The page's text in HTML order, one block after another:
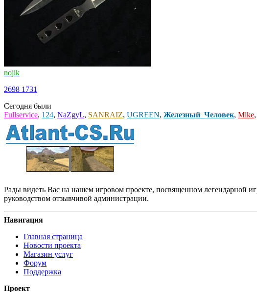
nojik
2698 1731
Сегодня были
Fullservice, 124, NaZgyL, SANRAIZ, UGREEN, Железный_Человек, Mike,
Рады видеть Вас на нашем игровом проекте, посвященном легендарной
руководством отзывчивой администрации.
Навигация
Главная страница
Новости проекта
Магазин услуг
Форум
Поддержка
Проект